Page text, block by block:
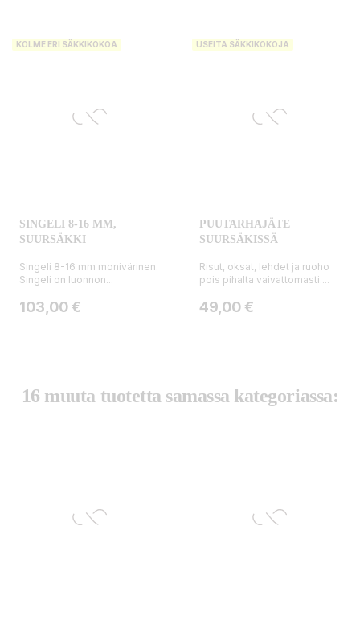
KOLME ERI SÄKKIKOKOA
SINGELI 8-16 MM,
SUURSÄKKI
Singeli 8-16 mm monivärinen.
Singeli on luonnon...
Hinta
103,00 €
USEITA SÄKKIKOKOJA
PUUTARHAJÄTE
SUURSÄKISSÄ
Risut, oksat, lehdet ja ruoho
pois pihalta vaivattomasti....
Hinta
49,00 €
16 muuta tuotetta samassa kategoriassa: